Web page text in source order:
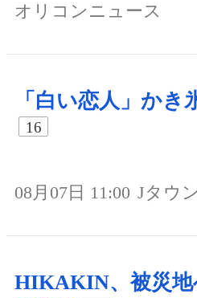
オリコンニュース
「白い恋人」かき
16
08月07日 11:00 Jタウ
HIKAKIN、被災地